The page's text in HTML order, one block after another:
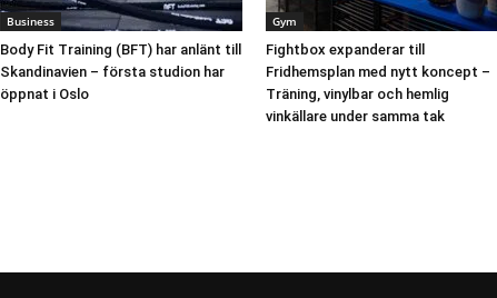
Business
Body Fit Training (BFT) har anlänt till
Skandinavien – första studion har
öppnat i Oslo
Gym
Fightbox expanderar till
Fridhemsplan med nytt koncept –
Träning, vinylbar och hemlig
vinkällare under samma tak